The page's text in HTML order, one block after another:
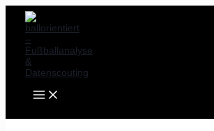
Zum
Inhalt
springen
MENU
Post
navigation